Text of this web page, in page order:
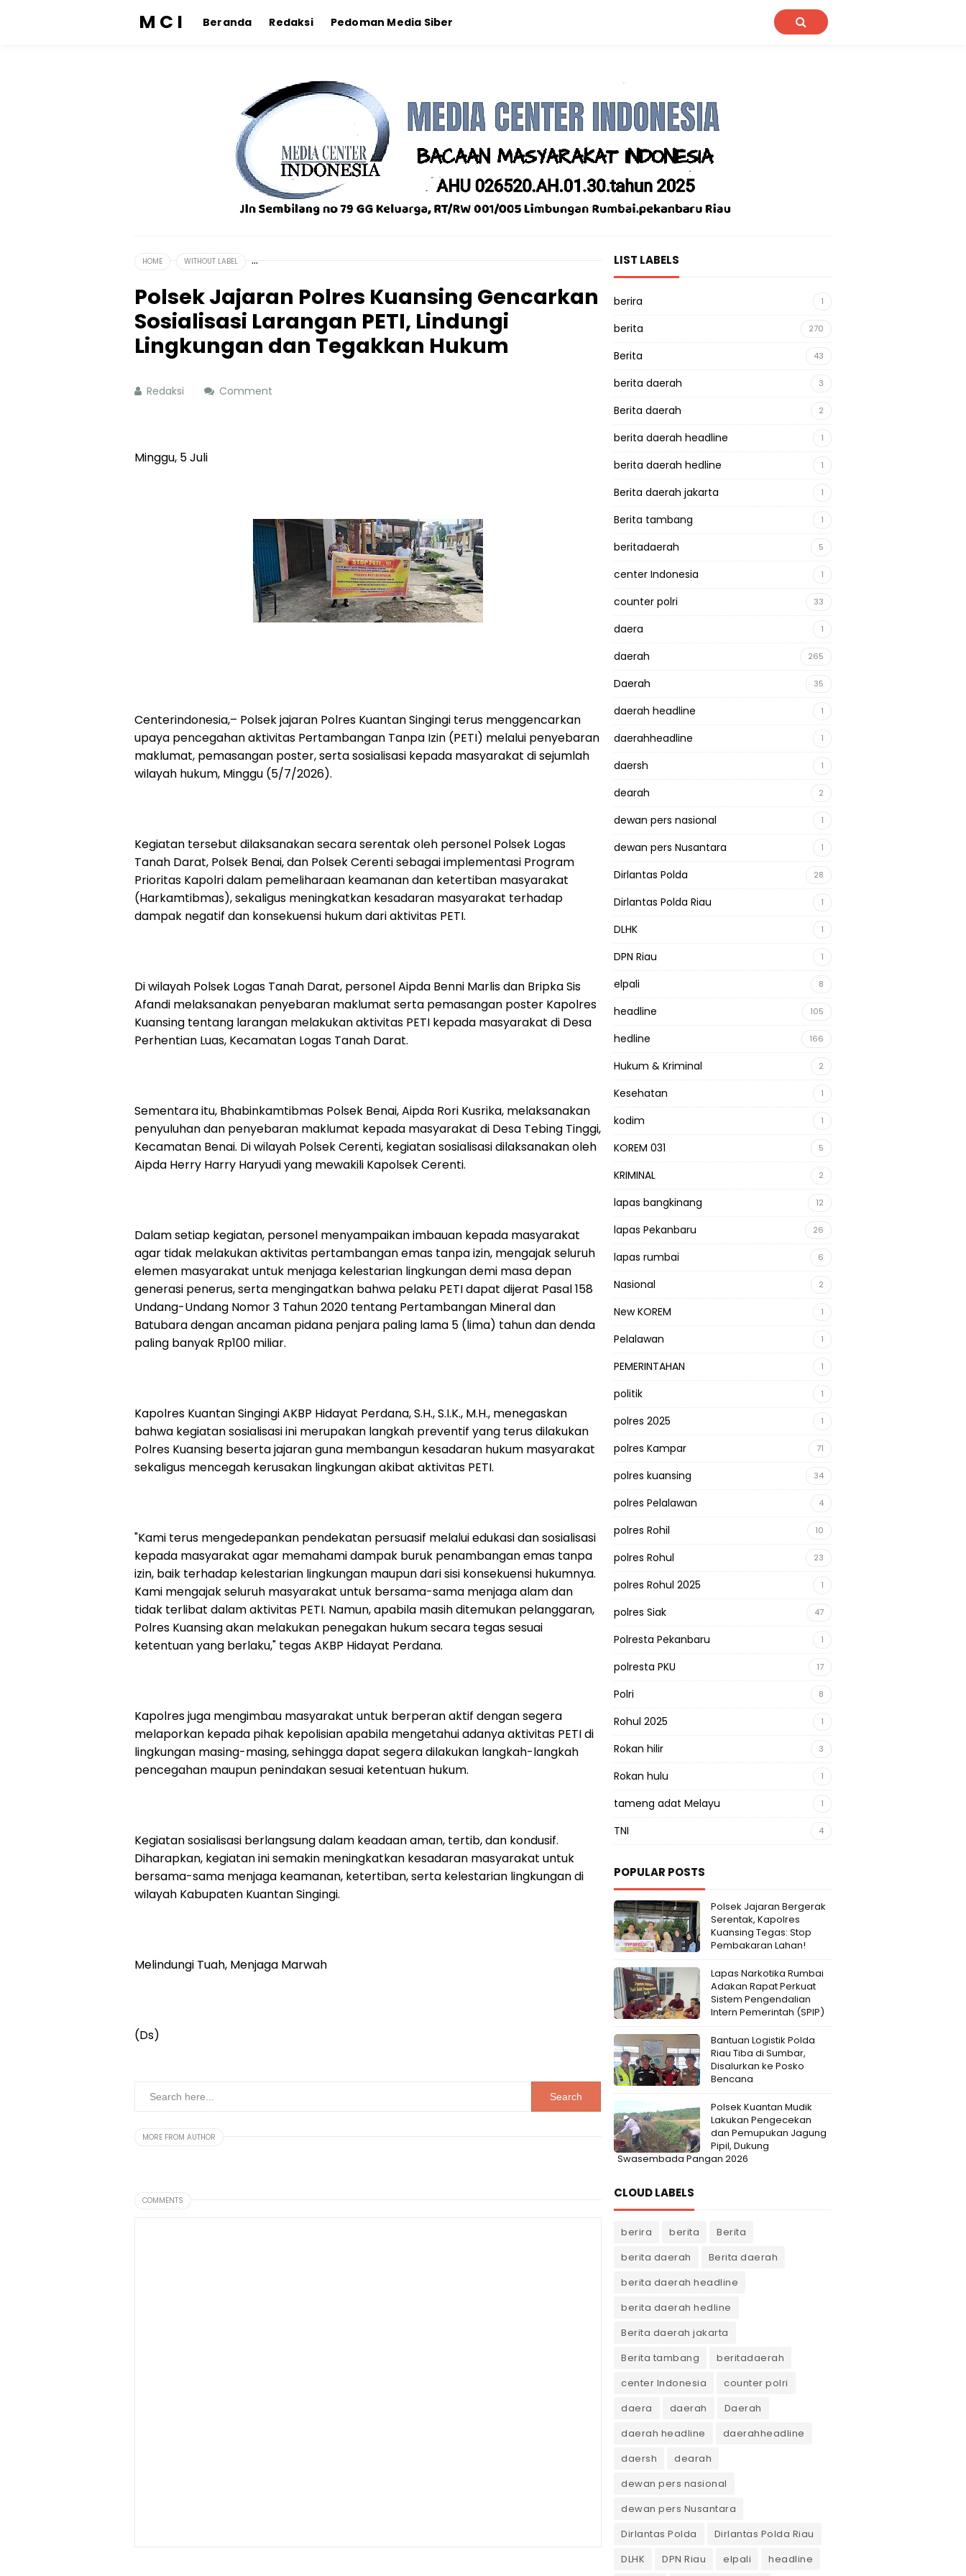
M C I Beranda Redaksi Pedoman Media Siber
HOME WITHOUT LABEL
Polsek Jajaran Polres Kuansing Gencarkan
Sosialisasi Larangan PETI, Lindungi
Lingkungan dan Tegakkan Hukum
Redaksi Comment
Minggu, 5 Juli
Centerindonesia,– Polsek jajaran Polres Kuantan Singingi terus menggencarkan
upaya pencegahan aktivitas Pertambangan Tanpa Izin (PETI) melalui penyebaran
maklumat, pemasangan poster, serta sosialisasi kepada masyarakat di sejumlah
wilayah hukum, Minggu (5/7/2026).
Kegiatan tersebut dilaksanakan secara serentak oleh personel Polsek Logas
Tanah Darat, Polsek Benai, dan Polsek Cerenti sebagai implementasi Program
Prioritas Kapolri dalam pemeliharaan keamanan dan ketertiban masyarakat
(Harkamtibmas), sekaligus meningkatkan kesadaran masyarakat terhadap
dampak negatif dan konsekuensi hukum dari aktivitas PETI.
Di wilayah Polsek Logas Tanah Darat, personel Aipda Benni Marlis dan Bripka Sis
Afandi melaksanakan penyebaran maklumat serta pemasangan poster Kapolres
Kuansing tentang larangan melakukan aktivitas PETI kepada masyarakat di Desa
Perhentian Luas, Kecamatan Logas Tanah Darat.
Sementara itu, Bhabinkamtibmas Polsek Benai, Aipda Rori Kusrika, melaksanakan
penyuluhan dan penyebaran maklumat kepada masyarakat di Desa Tebing Tinggi,
Kecamatan Benai. Di wilayah Polsek Cerenti, kegiatan sosialisasi dilaksanakan oleh
Aipda Herry Harry Haryudi yang mewakili Kapolsek Cerenti.
Dalam setiap kegiatan, personel menyampaikan imbauan kepada masyarakat
agar tidak melakukan aktivitas pertambangan emas tanpa izin, mengajak seluruh
elemen masyarakat untuk menjaga kelestarian lingkungan demi masa depan
generasi penerus, serta mengingatkan bahwa pelaku PETI dapat dijerat Pasal 158
Undang-Undang Nomor 3 Tahun 2020 tentang Pertambangan Mineral dan
Batubara dengan ancaman pidana penjara paling lama 5 (lima) tahun dan denda
paling banyak Rp100 miliar.
Kapolres Kuantan Singingi AKBP Hidayat Perdana, S.H., S.I.K., M.H., menegaskan
bahwa kegiatan sosialisasi ini merupakan langkah preventif yang terus dilakukan
Polres Kuansing beserta jajaran guna membangun kesadaran hukum masyarakat
sekaligus mencegah kerusakan lingkungan akibat aktivitas PETI.
"Kami terus mengedepankan pendekatan persuasif melalui edukasi dan sosialisasi
kepada masyarakat agar memahami dampak buruk penambangan emas tanpa
izin, baik terhadap kelestarian lingkungan maupun dari sisi konsekuensi hukumnya.
Kami mengajak seluruh masyarakat untuk bersama-sama menjaga alam dan
tidak terlibat dalam aktivitas PETI. Namun, apabila masih ditemukan pelanggaran,
Polres Kuansing akan melakukan penegakan hukum secara tegas sesuai
ketentuan yang berlaku," tegas AKBP Hidayat Perdana.
Kapolres juga mengimbau masyarakat untuk berperan aktif dengan segera
melaporkan kepada pihak kepolisian apabila mengetahui adanya aktivitas PETI di
lingkungan masing-masing, sehingga dapat segera dilakukan langkah-langkah
pencegahan maupun penindakan sesuai ketentuan hukum.
Kegiatan sosialisasi berlangsung dalam keadaan aman, tertib, dan kondusif.
Diharapkan, kegiatan ini semakin meningkatkan kesadaran masyarakat untuk
bersama-sama menjaga keamanan, ketertiban, serta kelestarian lingkungan di
wilayah Kabupaten Kuantan Singingi.
Melindungi Tuah, Menjaga Marwah
(Ds)
MORE FROM AUTHOR
COMMENTS
LIST LABELS
berira 1
berita 270
Berita 43
berita daerah 3
Berita daerah 2
berita daerah headline 1
berita daerah hedline 1
Berita daerah jakarta 1
Berita tambang 1
beritadaerah 5
center Indonesia 1
counter polri 33
daera 1
daerah 265
Daerah 35
daerah headline 1
daerahheadline 1
daersh 1
dearah 2
dewan pers nasional 1
dewan pers Nusantara 1
Dirlantas Polda 28
Dirlantas Polda Riau 1
DLHK 1
DPN Riau 1
elpali 8
headline 105
hedline 166
Hukum & Kriminal 2
Kesehatan 1
kodim 1
KOREM 031 5
KRIMINAL 2
lapas bangkinang 12
lapas Pekanbaru 26
lapas rumbai 6
Nasional 2
New KOREM 1
Pelalawan 1
PEMERINTAHAN 1
politik 1
polres 2025 1
polres Kampar 71
polres kuansing 34
polres Pelalawan 4
polres Rohil 10
polres Rohul 23
polres Rohul 2025 1
polres Siak 47
Polresta Pekanbaru 1
polresta PKU 17
Polri 8
Rohul 2025 1
Rokan hilir 3
Rokan hulu 1
tameng adat Melayu 1
TNI 4
POPULAR POSTS
Polsek Jajaran Bergerak
Serentak, Kapolres
Kuansing Tegas: Stop
Pembakaran Lahan!
Lapas Narkotika Rumbai
Adakan Rapat Perkuat
Sistem Pengendalian
Intern Pemerintah (SPIP)
Bantuan Logistik Polda
Riau Tiba di Sumbar,
Disalurkan ke Posko
Bencana
Polsek Kuantan Mudik
Lakukan Pengecekan
dan Pemupukan Jagung
Pipil, Dukung
Swasembada Pangan 2026
CLOUD LABELS
berira berita
Berita
berita daerah
Berita daerah
berita daerah headline
berita daerah hedline
Berita daerah jakarta
Berita tambang
beritadaerah
center Indonesia
counter polri
daera
daerah
Daerah
daerah headline
daerahheadline
daersh
dearah
dewan pers nasional
dewan pers Nusantara
Dirlantas Polda
Dirlantas Polda Riau
DLHK
DPN Riau elpali headline